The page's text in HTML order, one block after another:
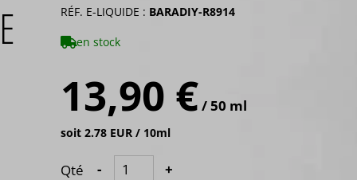
RÉF. E-LIQUIDE : BARADIY-R8914
en stock
13,90 €/ 50 ml
soit 2.78 EUR / 10ml
Qté - +